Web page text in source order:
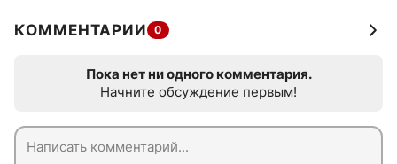
КОММЕНТАРИИ 0
Пока нет ни одного комментария.
Начните обсуждение первым!